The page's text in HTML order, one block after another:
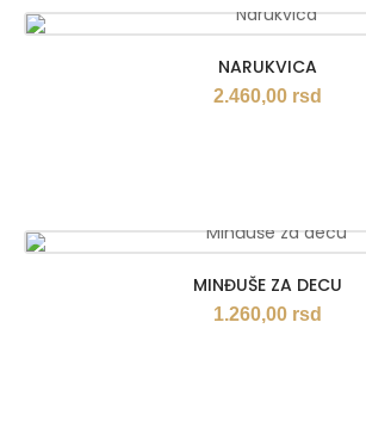
NARUKVICA
2.460,00 rsd
MINĐUŠE ZA DECU
1.260,00 rsd